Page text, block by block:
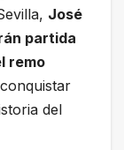
José
partida
remo
del